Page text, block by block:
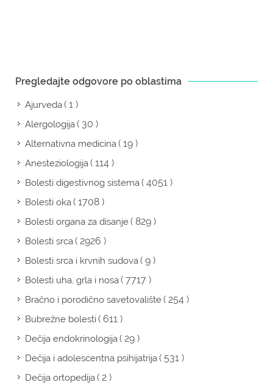
Pregledajte odgovore po oblastima
Ajurveda( 1 )
Alergologija( 30 )
Alternativna medicina( 19 )
Anesteziologija( 114 )
Bolesti digestivnog sistema( 4051 )
Bolesti oka( 1708 )
Bolesti organa za disanje( 829 )
Bolesti srca( 2926 )
Bolesti srca i krvnih sudova( 9 )
Bolesti uha, grla i nosa( 7717 )
Bračno i porodično savetovalište( 254 )
Bubrežne bolesti( 611 )
Dečija endokrinologija( 29 )
Dečija i adolescentna psihijatrija( 531 )
Dečija ortopedija( 2 )